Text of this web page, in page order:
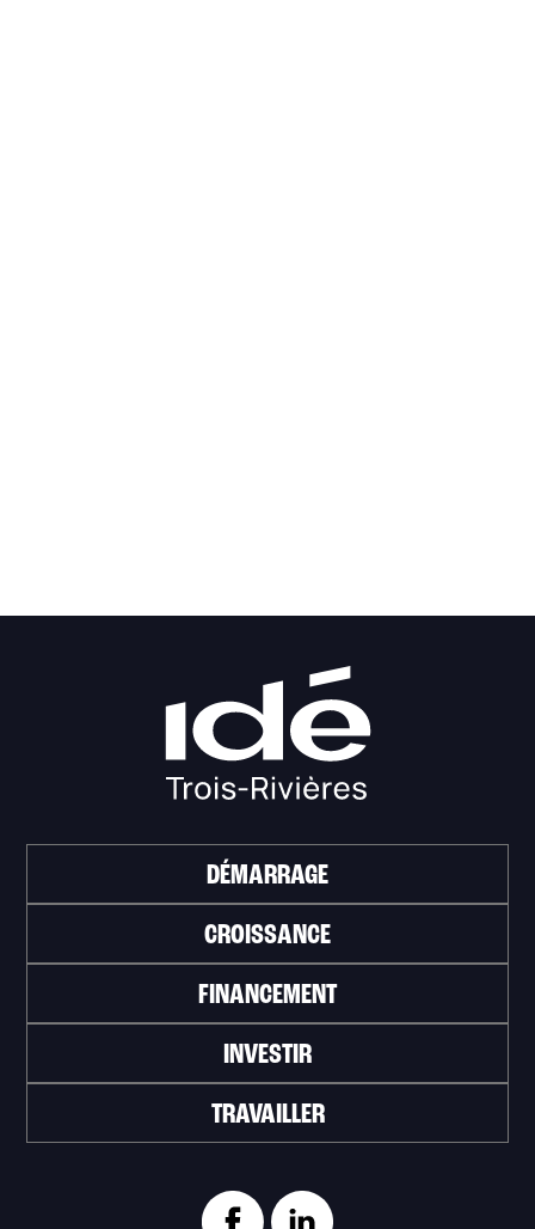
DÉMARRAGE
CROISSANCE
FINANCEMENT
INVESTIR
TRAVAILLER